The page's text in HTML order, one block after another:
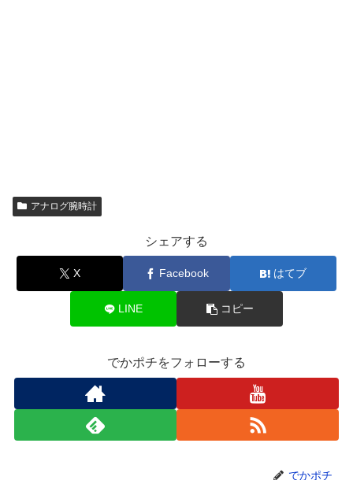
アナログ腕時計
シェアする
X Facebook はてブ
LINE コピー
でかポチをフォローする
でかポチ